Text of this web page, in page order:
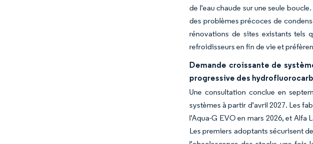
de l'eau chaude sur une seule
des problèmes précoces de
rénovations de sites existants tels
refroidisseurs en fin de vie et
Demande croissante de
progressive des
Une consultation conclue en
systèmes à partir d'avril 2027. Les
l'Aqua-G EVO en mars 2026, et Alfa
Les premiers adoptants sécurisent